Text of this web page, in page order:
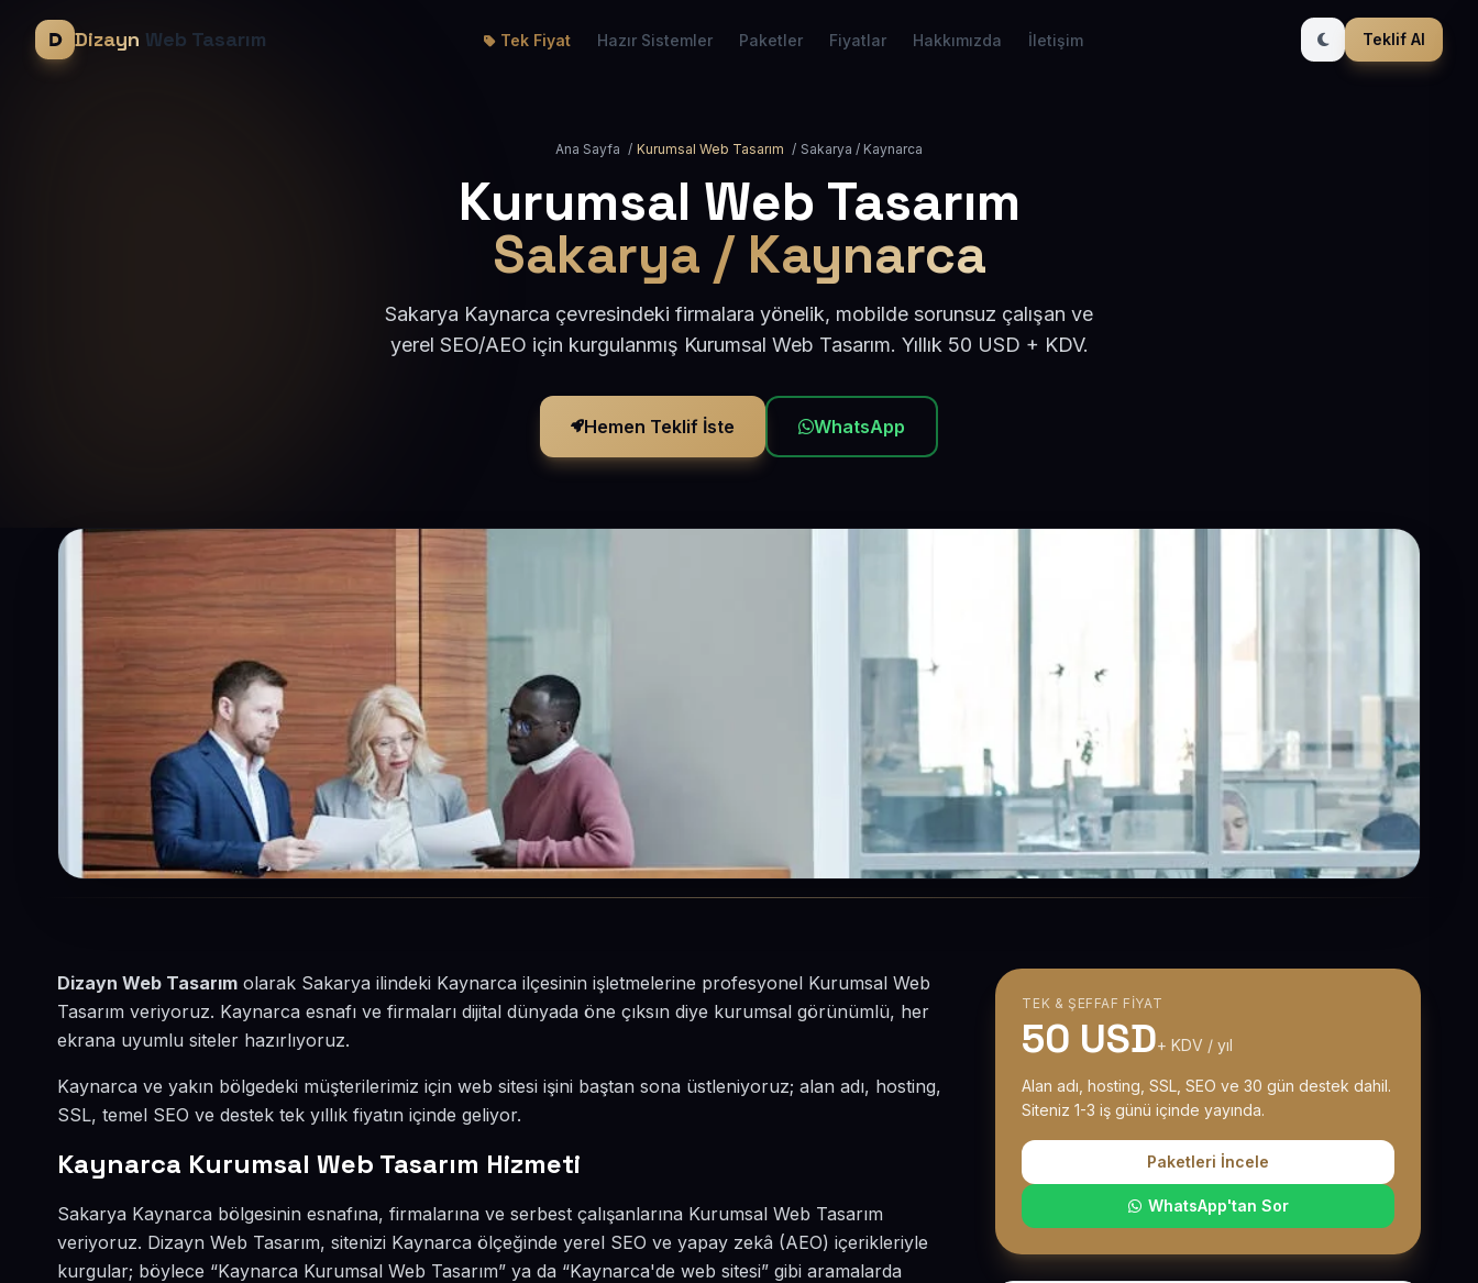
Dizayn Web Tasarım Tek Fiyat Hazır Sistemler Paketler Fiyatlar Hakkımızda İletişim Teklif Al
Ana Sayfa / Kurumsal Web Tasarım / Sakarya / Kaynarca
Kurumsal Web Tasarım
Sakarya / Kaynarca
Sakarya Kaynarca çevresindeki firmalara yönelik, mobilde sorunsuz çalışan ve
yerel SEO/AEO için kurgulanmış Kurumsal Web Tasarım. Yıllık 50 USD + KDV.
Hemen Teklif İste WhatsApp
Dizayn Web Tasarım olarak Sakarya ilindeki Kaynarca ilçesinin işletmelerine profesyonel Kurumsal Web
Tasarım veriyoruz. Kaynarca esnafı ve firmaları dijital dünyada öne çıksın diye kurumsal görünümlü, her
ekrana uyumlu siteler hazırlıyoruz.
Kaynarca ve yakın bölgedeki müşterilerimiz için web sitesi işini baştan sona üstleniyoruz; alan adı, hosting,
SSL, temel SEO ve destek tek yıllık fiyatın içinde geliyor.
Kaynarca Kurumsal Web Tasarım Hizmeti
Sakarya Kaynarca bölgesinin esnafına, firmalarına ve serbest çalışanlarına Kurumsal Web Tasarım
veriyoruz. Dizayn Web Tasarım, sitenizi Kaynarca ölçeğinde yerel SEO ve yapay zekâ (AEO) içerikleriyle
kurgular; böylece “Kaynarca Kurumsal Web Tasarım” ya da “Kaynarca'de web sitesi” gibi aramalarda
TEK & ŞEFFAF FIYAT
50 USD+ KDV / yıl
Alan adı, hosting, SSL, SEO ve 30 gün destek dahil.
Siteniz 1-3 iş günü içinde yayında.
Paketleri İncele
WhatsApp'tan Sor